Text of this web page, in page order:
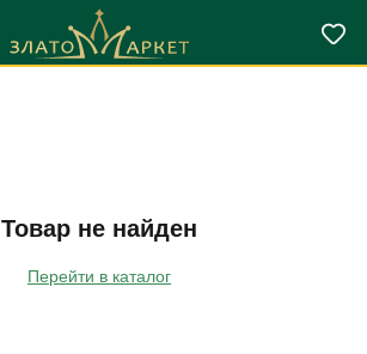
Товар не найден
Перейти в каталог